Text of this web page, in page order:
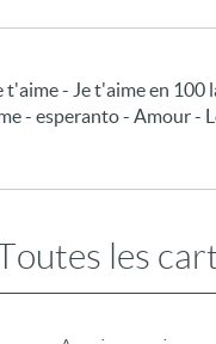
t'aime - Je t'aime en 100
- esperanto - Amour -
les